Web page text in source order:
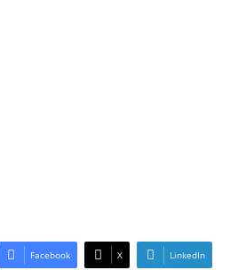
Facebook X LinkedIn